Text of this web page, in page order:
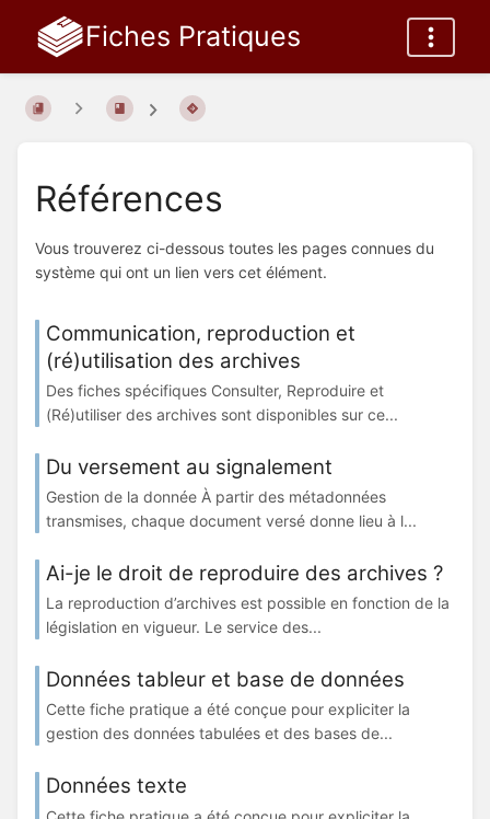
Fiches Pratiques
Références
Vous trouverez ci-dessous toutes les pages connues du
système qui ont un lien vers cet élément.
Communication, reproduction et
(ré)utilisation des archives
Des fiches spécifiques Consulter, Reproduire et
(Ré)utiliser des archives sont disponibles sur ce...
Du versement au signalement
Gestion de la donnée À partir des métadonnées
transmises, chaque document versé donne lieu à l...
Ai-je le droit de reproduire des archives ?
La reproduction d’archives est possible en fonction de la
législation en vigueur. Le service des...
Données tableur et base de données
Cette fiche pratique a été conçue pour expliciter la
gestion des données tabulées et des bases de...
Données texte